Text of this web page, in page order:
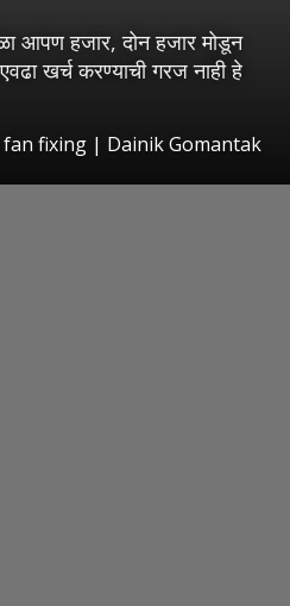
आपण हजार, दोन हजार मोडून
खर्च करण्याची गरज नाही हे
fixing | Dainik Gomantak